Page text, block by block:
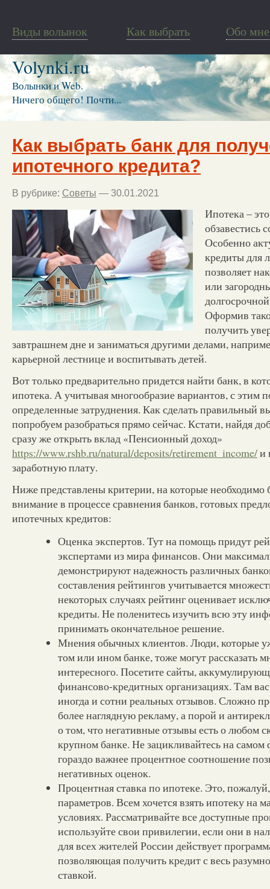
Виды волынок Как выбрать Обо мне
Volynki.ru
Волынки и Web.
Ничего общего! Почти...
Как выбрать банк для
ипотечного кредита?
В рубрике: Советы — 30.01.2021
Ипотека –
обзавестись
Особенно
кредиты для
позволяет
или
Оформив
получить
завтрашнем дне и заниматься другими делами,
карьерной лестнице и воспитывать детей.
Вот только предварительно придется найти банк, в
ипотека. А учитывая многообразие вариантов, с этим
определенные затруднения. Как сделать правильный
попробуем разобраться прямо сейчас. Кстати, найдя
сразу же открыть вклад «Пенсионный доход»
https://www.rshb.ru/natural/deposits/retirement_income/и
заработную плату.
Ниже представлены критерии, на которые необходимо
внимание в процессе сравнения банков, готовых
ипотечных кредитов:
Оценка экспертов. Тут на помощь придут
экспертами из мира финансов. Они
демонстрируют надежность различных
составления рейтингов учитывается
некоторых случаях рейтинг оценивает
кредиты. Не поленитесь изучить всю эту
принимать окончательное решение.
Мнения обычных клиентов. Люди, которые
том или ином банке, тоже могут рассказать
интересного. Посетите сайты,
финансово-кредитных организациях. Там
иногда и сотни реальных отзывов. Сложно
более наглядную рекламу, а порой и
о том, что негативные отзывы есть о любом
крупном банке. Не зацикливайтесь на самом
гораздо важнее процентное соотношение
негативных оценок.
Процентная ставка по ипотеке. Это,
параметров. Всем хочется взять ипотеку на
условиях. Рассматривайте все доступные
используйте свои привилегии, если они в
для всех жителей России действует
позволяющая получить кредит с весь
ставкой.